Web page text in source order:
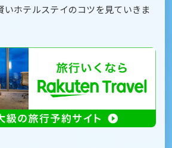
いホテルステイのコツを見ていきま